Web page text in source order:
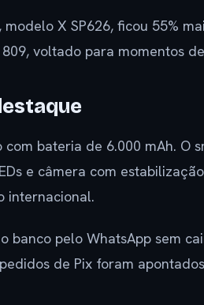
, modelo X SP626, ficou 55%
voltado para momentos
bateria de 6.000 mAh. O
e câmera com
internacional.
banco pelo WhatsApp sem
de Pix foram